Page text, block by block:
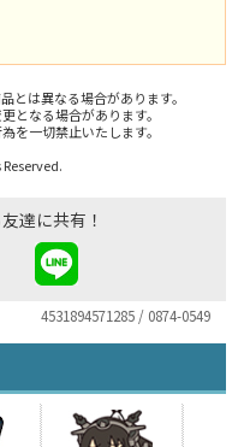
とは異なる場合があります。
となる場合があります。
を一切禁止いたします。
達に共有！
4531894571285 / 0874-0549